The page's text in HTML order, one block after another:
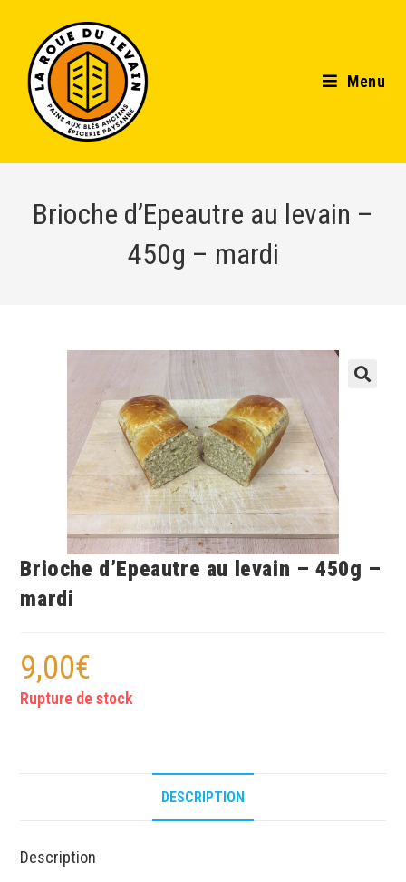
Menu
Brioche d’Epeautre au levain –
450g – mardi
Brioche d’Epeautre au levain – 450g –
mardi
9,00€
Rupture de stock
DESCRIPTION
Description